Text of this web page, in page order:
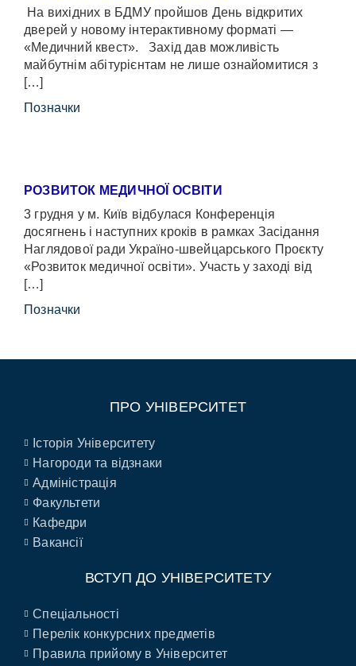
На вихідних в БДМУ пройшов День відкритих
дверей у новому інтерактивному форматі —
«Медичний квест». Захід дав можливість
майбутнім абітурієнтам не лише ознайомитися з
[…]
Позначки
РОЗВИТОК МЕДИЧНОЇ ОСВІТИ
3 грудня у м. Київ відбулася Конференція
досягнень і наступних кроків в рамках Засідання
Наглядової ради Україно-швейцарського Проєкту
«Розвиток медичної освіти». Участь у заході від
[…]
Позначки
ПРО УНІВЕРСИТЕТ
Історія Університету
Нагороди та відзнаки
Адміністрація
Факультети
Кафедри
Вакансії
ВСТУП ДО УНІВЕРСИТЕТУ
Спеціальності
Перелік конкурсних предметів
Правила прийому в Університет